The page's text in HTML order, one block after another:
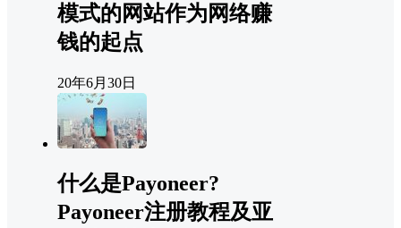
模式的网站作为网络赚
钱的起点
20年6月30日
什么是Payoneer?
Payoneer注册教程及亚